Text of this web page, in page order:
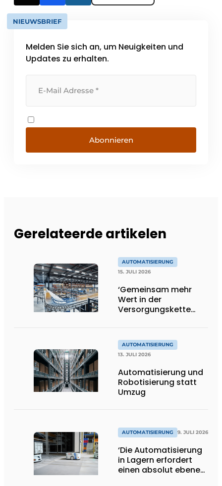
NIEUWSBRIEF
Melden Sie sich an, um Neuigkeiten und
Updates zu erhalten.
Abonnieren
Gerelateerde artikelen
AUTOMATISIERUNG
15. JULI 2026
‘Gemeinsam mehr
Wert in der
Versorgungskette
AUTOMATISIERUNG
13. JULI 2026
Automatisierung und
Robotisierung statt
Umzug
AUTOMATISIERUNG 9. JULI 2026
‘Die Automatisierung
in Lagern erfordert
einen absolut ebenen